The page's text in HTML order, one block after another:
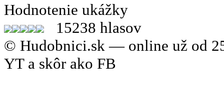
Hodnotenie ukážky
15238 hlasov
© Hudobnici.sk — online už od
YT a skôr ako FB